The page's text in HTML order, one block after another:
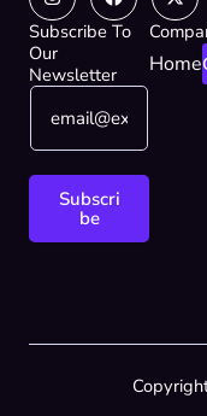
Subscribe To
Our
Newsletter
E
a
i
m
E
E
a
Subscri
be
Home